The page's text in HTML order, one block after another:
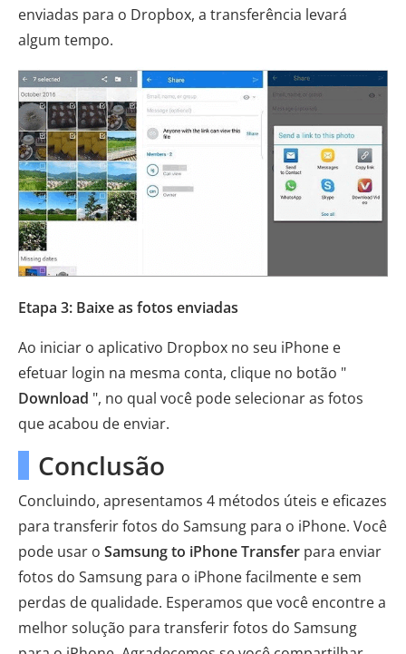
enviadas para o Dropbox, a transferência levará
algum tempo.
Etapa 3: Baixe as fotos enviadas
Ao iniciar o aplicativo Dropbox no seu iPhone e
efetuar login na mesma conta, clique no botão "
Download ", no qual você pode selecionar as fotos
que acabou de enviar.
Conclusão
Concluindo, apresentamos 4 métodos úteis e eficazes
para transferir fotos do Samsung para o iPhone. Você
pode usar o Samsung to iPhone Transfer para enviar
fotos do Samsung para o iPhone facilmente e sem
perdas de qualidade. Esperamos que você encontre a
melhor solução para transferir fotos do Samsung